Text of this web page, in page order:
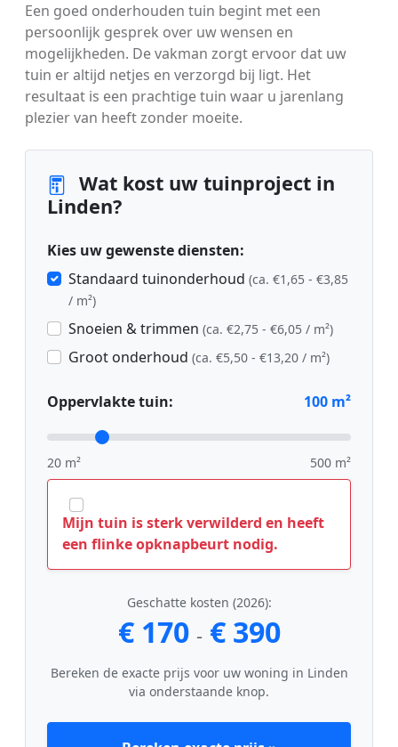
Een goed onderhouden tuin begint met een
persoonlijk gesprek over uw wensen en
mogelijkheden. De vakman zorgt ervoor dat uw
tuin er altijd netjes en verzorgd bij ligt. Het
resultaat is een prachtige tuin waar u jarenlang
plezier van heeft zonder moeite.
Wat kost uw tuinproject in
Linden?
Kies uw gewenste diensten:
Standaard tuinonderhoud (ca. €1,65 - €3,85
/ m²)
Snoeien & trimmen (ca. €2,75 - €6,05 / m²)
Groot onderhoud (ca. €5,50 - €13,20 / m²)
Oppervlakte tuin: 100 m²
20 m² 500 m²
Mijn tuin is sterk verwilderd en heeft
een flinke opknapbeurt nodig.
Geschatte kosten (2026):
€ 170 - € 390
Bereken de exacte prijs voor uw woning in Linden
via onderstaande knop.